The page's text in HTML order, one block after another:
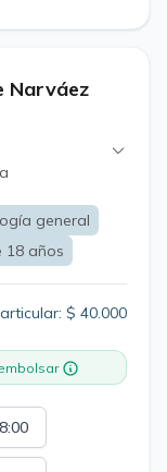
Narváez
general
18 años
$ 40.000